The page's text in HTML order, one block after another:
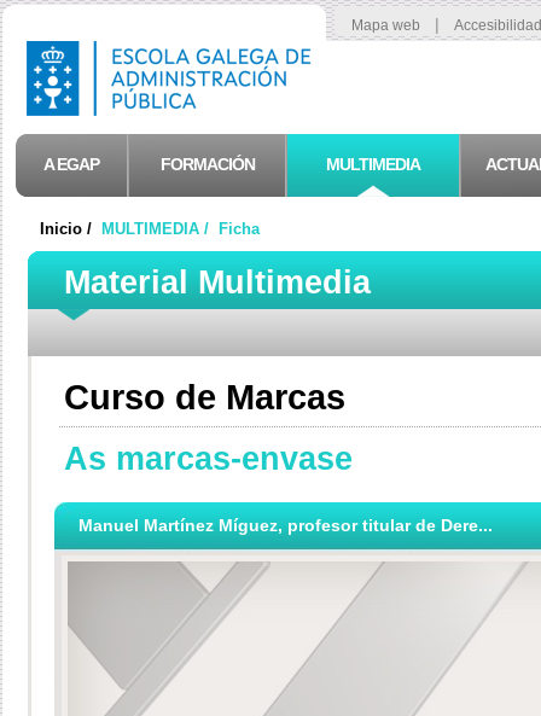
Mapa web |
A EGAP FORMACIÓN MULTIMEDIA
Inicio / MULTIMEDIA / Ficha
Material Multimedia
Curso de Marcas
As marcas-envase
Manuel Martínez Míguez, profesor titular de Dere...